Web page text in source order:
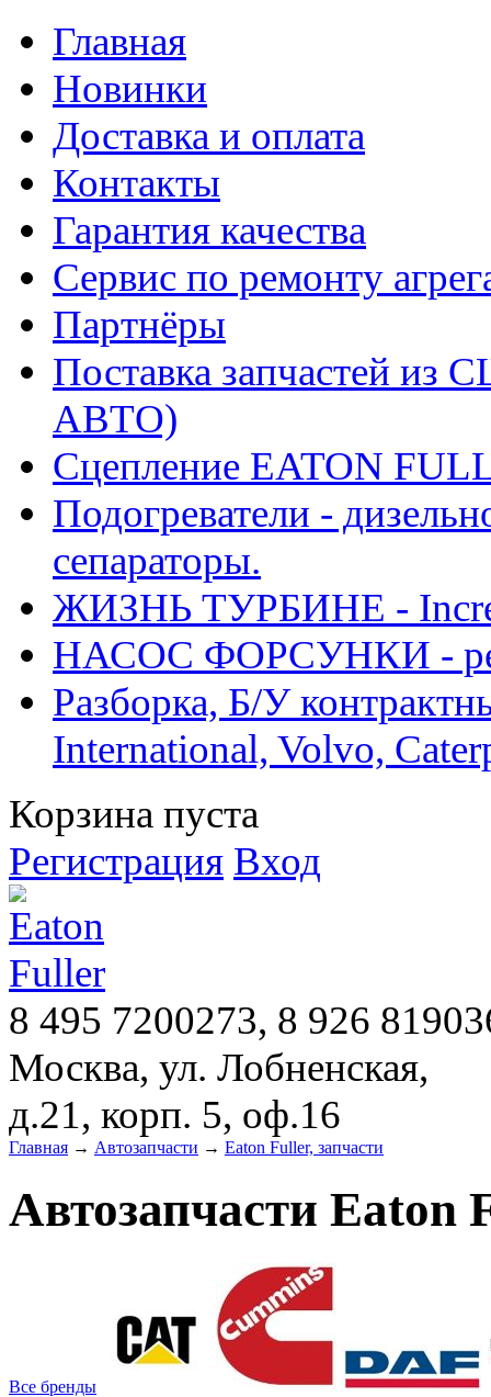
Главная
Новинки
Доставка и оплата
Контакты
Гарантия качества
Сервис по ремонту
Партнёры
Поставка запчастей
АВТО)
Сцепление EATON
Подогреватели -
сепараторы.
ЖИЗНЬ ТУРБИНЕ -
НАСОС ФОРСУНКИ -
Разборка, Б/У
International, Volvo,
Корзина пуста
Регистрация Вход
8 495 7200273, 8 926
Москва, ул. Лобненская,
д.21, корп. 5, оф.16
Главная → Автозапчасти → Eaton Fuller, запчасти
Автозапчасти Eaton
Все бренды